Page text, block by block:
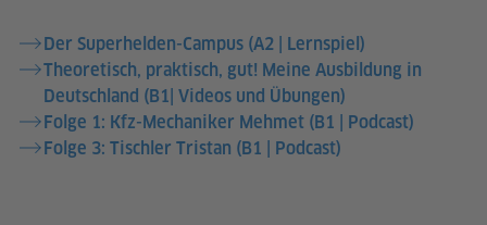
Der Superhelden-Campus (A2 | Lernspiel)
Theoretisch, praktisch, gut! Meine Ausbildung in
Deutschland (B1| Videos und Übungen)
Folge 1: Kfz-Mechaniker Mehmet (B1 | Podcast)
Folge 3: Tischler Tristan (B1 | Podcast)